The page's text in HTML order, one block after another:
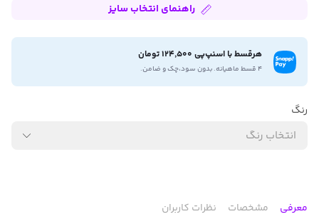
راهنمای انتخاب سایز
هرقسط با اسنپ‌پی 124,500 تومان
۴ قسط ماهیانه. بدون سود،چک و ضامن.
رنگ
انتخاب رنگ
معرفی مشخصات نظرات کاربران